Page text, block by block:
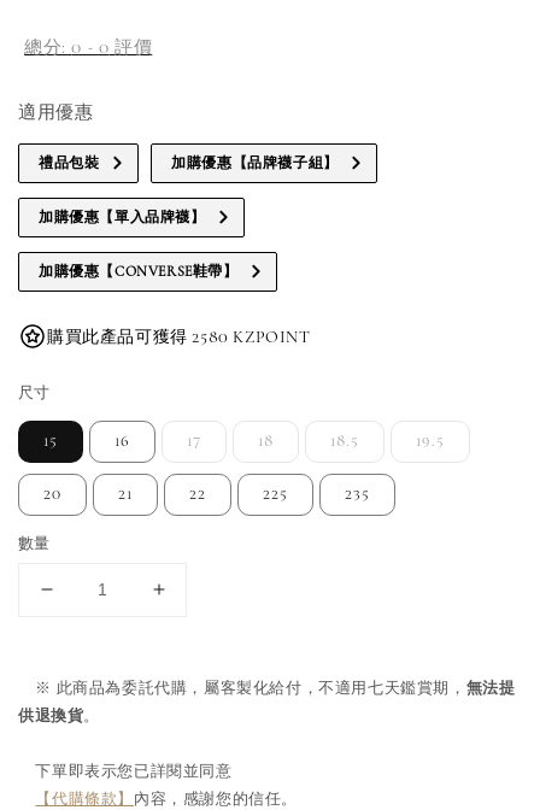
總分:0 - 0 評價
適用優惠
禮品包裝 加購優惠【品牌襪子組】
加購優惠【單入品牌襪】
加購優惠【CONVERSE鞋帶】
購買此產品可獲得 2580 KZPOINT
尺寸
15 16 17 18 18.5 19.5
20 21 22 225 235
數量
    ※ 此商品為委託代購，屬客製化給付，不適用七天鑑賞期，
無法提
供退換貨。
    下單即表示您已詳閱並同意
【代購條款】 內容，感謝您的信任。